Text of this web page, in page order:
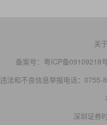
关
备案号： 粤ICP备09109218
违法和不良信息举报电话：0755-
深圳证券